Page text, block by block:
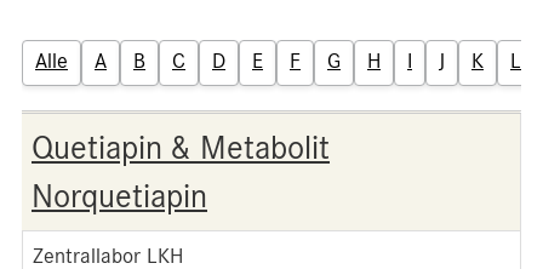
Alle A B C D E F G H I J K L
Quetiapin & Metabolit
Norquetiapin
Zentrallabor LKH